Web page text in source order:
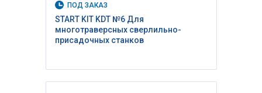
ПОД ЗАКАЗ
START KIT KDT №6 Для
многотраверсных сверлильно-
присадочных станков